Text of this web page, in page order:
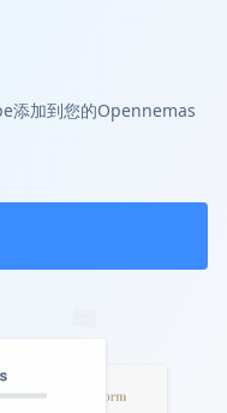
添加到您的Opennemas